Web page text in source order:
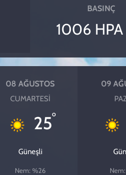
BASINÇ
1006 HPA
08 AĞUSTOS
CUMARTESI
25°
Güneşli
Nem: %26
09